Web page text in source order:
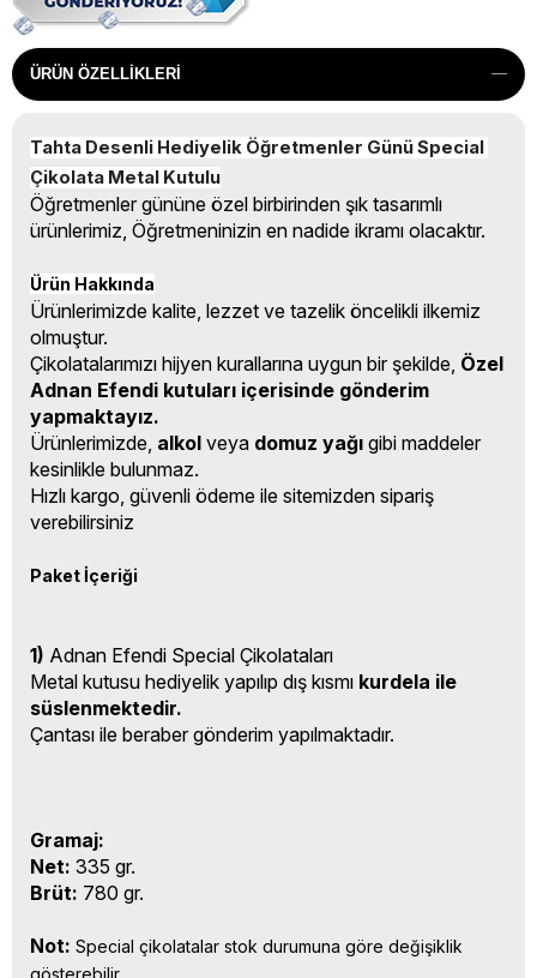
ÜRÜN ÖZELLIKLERI
Tahta Desenli Hediyelik Öğretmenler Günü Special
Çikolata Metal Kutulu
Öğretmenler gününe özel birbirinden şık tasarımlı
ürünlerimiz, Öğretmeninizin en nadide ikramı olacaktır.
Ürün Hakkında
Ürünlerimizde kalite, lezzet ve tazelik öncelikli ilkemiz
olmuştur.
Çikolatalarımızı hijyen kurallarına uygun bir şekilde, Özel
Adnan Efendi kutuları içerisinde gönderim
yapmaktayız.
Ürünlerimizde, alkol veya domuz yağı gibi maddeler
kesinlikle bulunmaz.
Hızlı kargo, güvenli ödeme ile sitemizden sipariş
verebilirsiniz
Paket İçeriği
1) Adnan Efendi Special Çikolataları
Metal kutusu hediyelik yapılıp dış kısmı kurdela ile
süslenmektedir.
Çantası ile beraber gönderim yapılmaktadır.
Gramaj:
Net: 335 gr.
Brüt: 780 gr.
Not: Special çikolatalar stok durumuna göre değişiklik
gösterebilir.